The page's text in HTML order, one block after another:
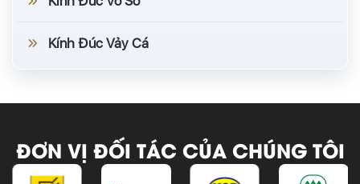
Kính Đúc Vảy Cá
ĐƠN VỊ ĐỐI TÁC CỦA CHÚNG TÔI